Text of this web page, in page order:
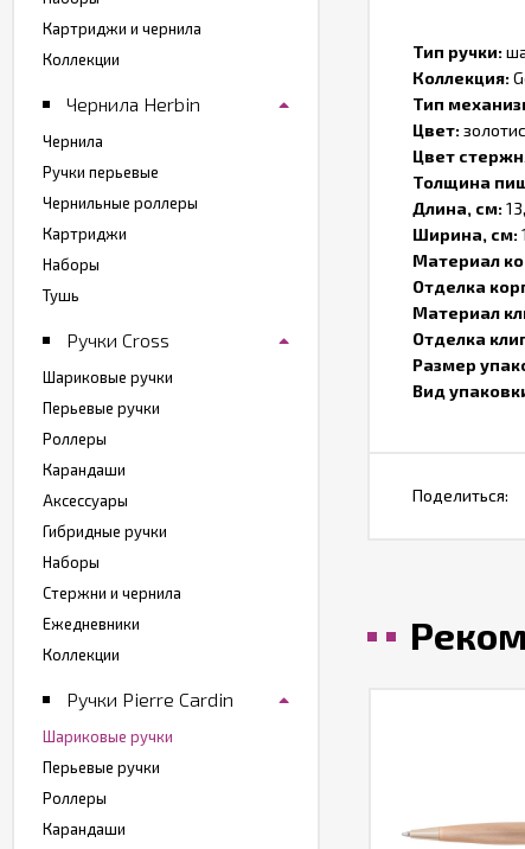
Тип ручки:
Коллекция:
Тип
Цвет:
Цвет
Толщина
Длина, см:
Ширина, см:
Материал
Отделка
Материал
Отделка
Размер
Вид
Поделиться:
Картриджи и чернила
Коллекции
Чернила Herbin
Чернила
Ручки перьевые
Чернильные роллеры
Картриджи
Наборы
Тушь
Ручки Cross
Шариковые ручки
Перьевые ручки
Роллеры
Карандаши
Аксессуары
Гибридные ручки
Наборы
Стержни и чернила
Ежедневники
Коллекции
Ручки Pierre Cardin
Шариковые ручки
Перьевые ручки
Роллеры
Карандаши